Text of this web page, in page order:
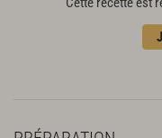
50 g de mayonnaise